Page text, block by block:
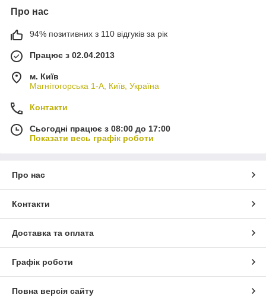
Про нас
94% позитивних з 110 відгуків за рік
Працює з 02.04.2013
м. Київ
Магнітогорська 1-А, Київ, Україна
Контакти
Сьогодні працює з 08:00 до 17:00
Показати весь графік роботи
Про нас
Контакти
Доставка та оплата
Графік роботи
Повна версія сайту